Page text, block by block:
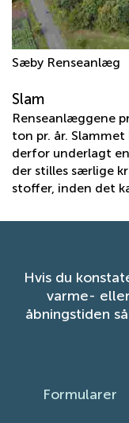
Sæby Renseanlæg
Slam
Renseanlæggene
ton pr. år.
derfor underlagt
der stilles særlige
stoffer, inden det
Hvis du
varme-
åbningstiden
Formularer